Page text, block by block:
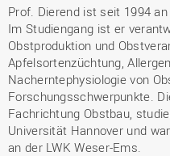
Prof. Dierend ist seit 1994
Im Studiengang ist er
Obstproduktion und
Apfelsortenzüchtung,
Nacherntephysiologie von
Forschungsschwerpunkte.
Fachrichtung Obstbau,
Universität Hannover und
an der LWK Weser-Ems.